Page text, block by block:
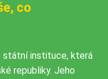
co
státní instituce, která
republiky. Jeho